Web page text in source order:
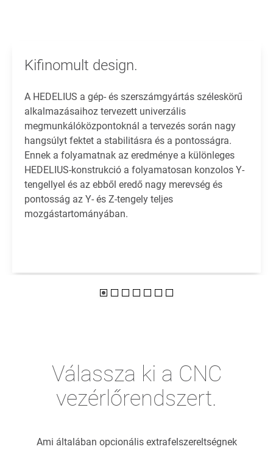
Kifinomult design.
A HEDELIUS a gép- és szerszámgyártás széleskörű
alkalmazásaihoz tervezett univerzális
megmunkálóközpontoknál a tervezés során nagy
hangsúlyt fektet a stabilitásra és a pontosságra.
Ennek a folyamatnak az eredménye a különleges
HEDELIUS-konstrukció a folyamatosan konzolos Y-
tengellyel és az ebből eredő nagy merevség és
pontosság az Y- és Z-tengely teljes
mozgástartományában.
Válassza ki a CNC
vezérlőrendszert.
Ami általában opcionális extrafelszereltségnek